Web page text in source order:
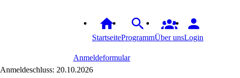
StartseiteProgrammÜber unsLogin
Anmeldeformular
Anmeldeschluss: 20.10.2026